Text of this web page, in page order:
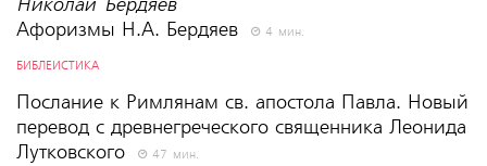
Афоризмы Н.А. Бердяев
4 мин.
БИБЛЕИСТИКА
Послание к Римлянам св. апостола Павла. Новый
перевод с древнегреческого священника Леонида
Лутковского
47 мин.